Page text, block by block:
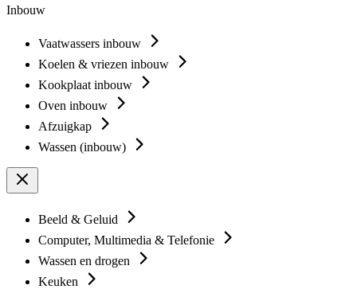
Inbouw
Vaatwassers inbouw
Koelen & vriezen inbouw
Kookplaat inbouw
Oven inbouw
Afzuigkap
Wassen (inbouw)
Beeld & Geluid
Computer, Multimedia & Telefonie
Wassen en drogen
Keuken